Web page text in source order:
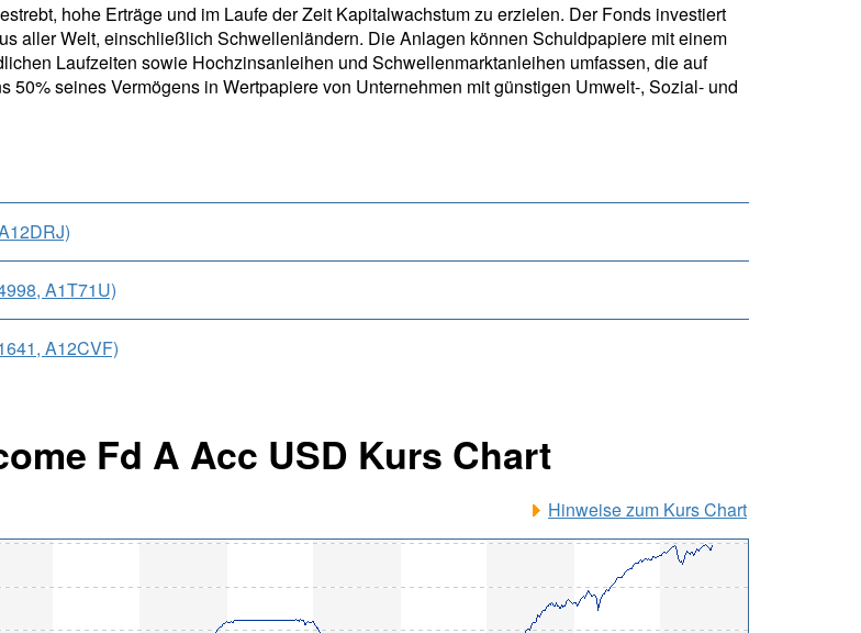
hohe Erträge und im Laufe der Zeit Kapitalwachstum zu erzielen. Der Fonds investiert
aller Welt, einschließlich Schwellenländern. Die Anlagen können Schuldpapiere mit einem
Laufzeiten sowie Hochzinsanleihen und Schwellenmarktanleihen umfassen, die auf
seines Vermögens in Wertpapiere von Unternehmen mit günstigen Umwelt-, Sozial- und
A1T71U)
A12CVF)
Fd A Acc USD Kurs Chart
Hinweise zum Kurs Chart